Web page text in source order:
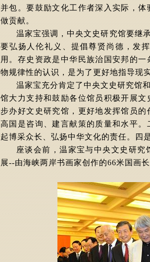
并包。要鼓励文化工作者深入实际，
做贡献。
温家宝强调，中央文史研究馆要继
要弘扬人伦礼义、提倡尊贤尚德，发
用。存史资政是中华民族治国安邦的
物规律性的认识，是为了更好地指导现
温家宝充分肯定了中央文史研究馆
馆大力支持和鼓励各位馆员积极开展
步办好文史研究馆，更好地发挥馆员
高国是咨询、建言献策的质量和水平
起博采众长、弘扬中华文化的责任。四
座谈会前，温家宝与中央文史研究
展--由海峡两岸书画家创作的66米国画